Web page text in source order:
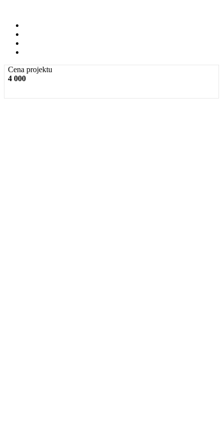
Cena projektu
4 000